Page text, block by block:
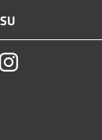
Instagram